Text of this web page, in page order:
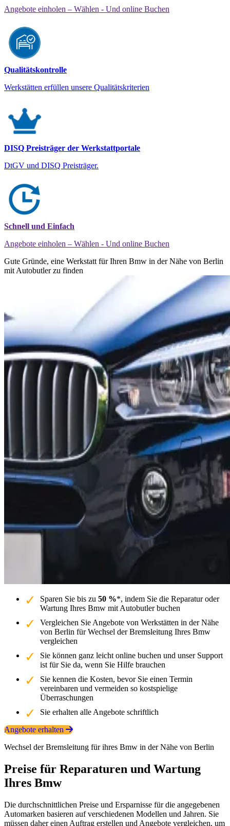
Angebote einholen – Wählen - Und online Buchen
Qualitätskontrolle
Werkstätten erfüllen unsere Qualitätskriterien
DISQ Preisträger der Werkstattportale
DtGV und DISQ Preisträger.
Schnell und Einfach
Angebote einholen – Wählen - Und online Buchen
Gute Gründe, eine Werkstatt für Ihren Bmw in der Nähe von Berlin
mit Autobutler zu finden
Sparen Sie bis zu 50 %*, indem Sie die Reparatur oder
Wartung Ihres Bmw mit Autobutler buchen
Vergleichen Sie Angebote von Werkstätten in der Nähe
von Berlin für Wechsel der Bremsleitung Ihres Bmw
vergleichen
Sie können ganz leicht online buchen und unser Support
ist für Sie da, wenn Sie Hilfe brauchen
Sie kennen die Kosten, bevor Sie einen Termin
vereinbaren und vermeiden so kostspielige
Überraschungen
Sie erhalten alle Angebote schriftlich
Angebote erhalten
Wechsel der Bremsleitung für ihres Bmw in der Nähe von Berlin
Preise für Reparaturen und Wartung
Ihres Bmw
Die durchschnittlichen Preise und Ersparnisse für die angegebenen
Automarken basieren auf verschiedenen Modellen und Jahren. Sie
müssen daher einen Auftrag erstellen und Angebote vergleichen, um